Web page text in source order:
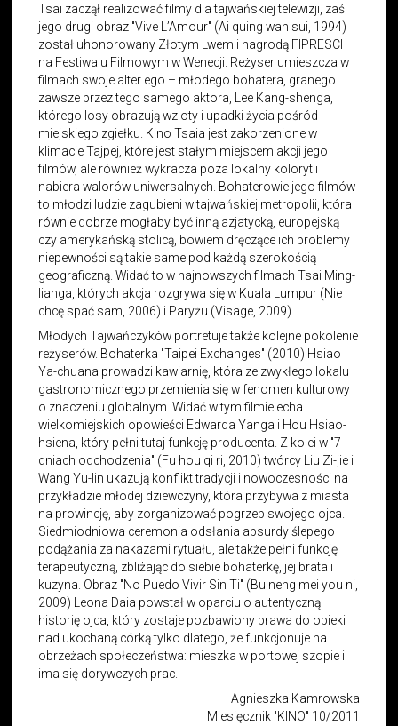
Tsai zaczął realizować filmy dla tajwańskiej telewizji, zaś
jego drugi obraz "Vive L’Amour" (Ai quing wan sui, 1994)
został uhonorowany Złotym Lwem i nagrodą FIPRESCI
na Festiwalu Filmowym w Wenecji. Reżyser umieszcza w
filmach swoje alter ego – młodego bohatera, granego
zawsze przez tego samego aktora, Lee Kang-shenga,
którego losy obrazują wzloty i upadki życia pośród
miejskiego zgiełku. Kino Tsaia jest zakorzenione w
klimacie Tajpej, które jest stałym miejscem akcji jego
filmów, ale również wykracza poza lokalny koloryt i
nabiera walorów uniwersalnych. Bohaterowie jego filmów
to młodzi ludzie zagubieni w tajwańskiej metropolii, która
równie dobrze mogłaby być inną azjatycką, europejską
czy amerykańską stolicą, bowiem dręczące ich problemy i
niepewności są takie same pod każdą szerokością
geograficzną. Widać to w najnowszych filmach Tsai Ming-
lianga, których akcja rozgrywa się w Kuala Lumpur (Nie
chcę spać sam, 2006) i Paryżu (Visage, 2009).
Młodych Tajwańczyków portretuje także kolejne pokolenie
reżyserów. Bohaterka "Taipei Exchanges" (2010) Hsiao
Ya-chuana prowadzi kawiarnię, która ze zwykłego lokalu
gastronomicznego przemienia się w fenomen kulturowy
o znaczeniu globalnym. Widać w tym filmie echa
wielkomiejskich opowieści Edwarda Yanga i Hou Hsiao-
hsiena, który pełni tutaj funkcję producenta. Z kolei w "7
dniach odchodzenia" (Fu hou qi ri, 2010) twórcy Liu Zi-jie i
Wang Yu-lin ukazują konflikt tradycji i nowoczesności na
przykładzie młodej dziewczyny, która przybywa z miasta
na prowincję, aby zorganizować pogrzeb swojego ojca.
Siedmiodniowa ceremonia odsłania absurdy ślepego
podążania za nakazami rytuału, ale także pełni funkcję
terapeutyczną, zbliżając do siebie bohaterkę, jej brata i
kuzyna. Obraz "No Puedo Vivir Sin Ti" (Bu neng mei you ni,
2009) Leona Daia powstał w oparciu o autentyczną
historię ojca, który zostaje pozbawiony prawa do opieki
nad ukochaną córką tylko dlatego, że funkcjonuje na
obrzeżach społeczeństwa: mieszka w portowej szopie i
ima się dorywczych prac.
Agnieszka Kamrowska
Miesięcznik "KINO" 10/2011